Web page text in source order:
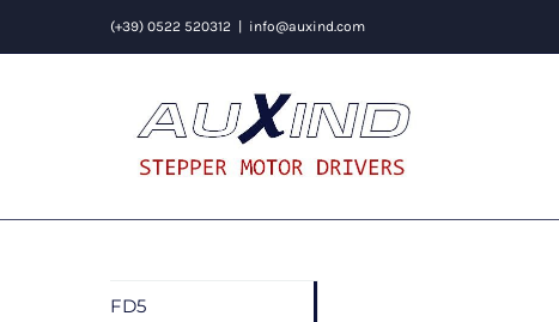
al
(+39) 0522 520312 info@auxind.com
FD5